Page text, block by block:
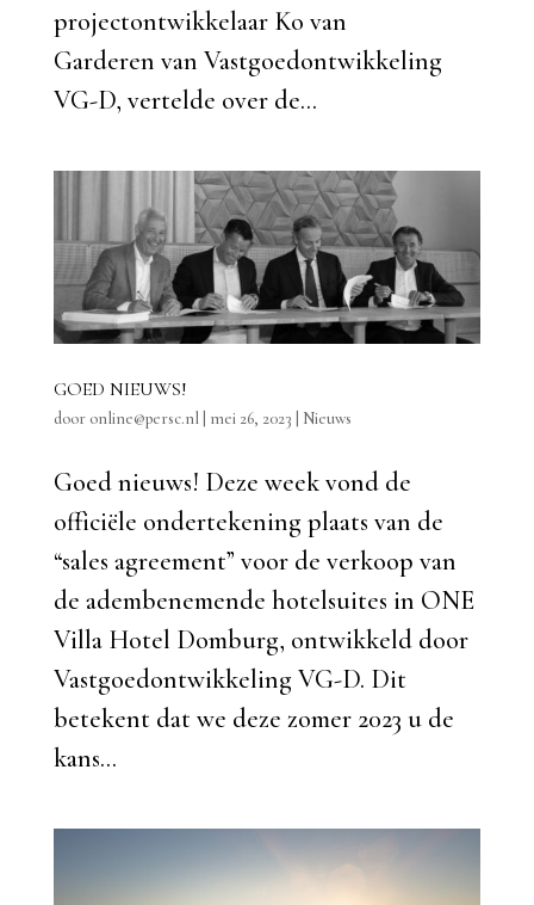
projectontwikkelaar Ko van
Garderen van Vastgoedontwikkeling
VG-D, vertelde over de...
GOED NIEUWS!
door online@persc.nl| mei 26, 2023 Nieuws
Goed nieuws! Deze week vond de
officiële ondertekening plaats van de
“sales agreement” voor de verkoop van
de adembenemende hotelsuites in ONE
Villa Hotel Domburg, ontwikkeld door
Vastgoedontwikkeling VG-D. Dit
betekent dat we deze zomer 2023 u de
kans...